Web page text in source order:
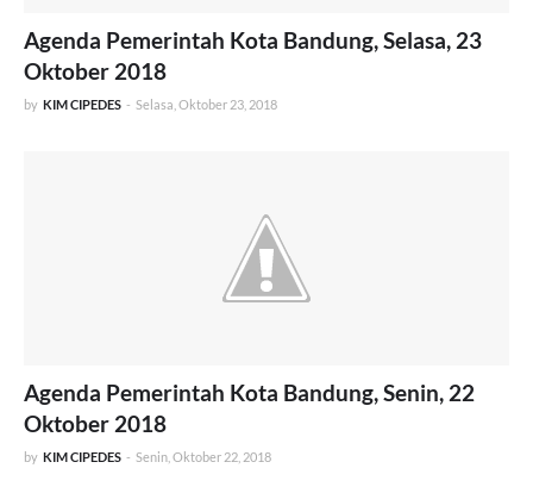
Agenda Pemerintah Kota Bandung, Selasa, 23
Oktober 2018
by KIM CIPEDES - Selasa, Oktober 23, 2018
Agenda Pemerintah Kota Bandung, Senin, 22
Oktober 2018
by KIM CIPEDES - Senin, Oktober 22, 2018